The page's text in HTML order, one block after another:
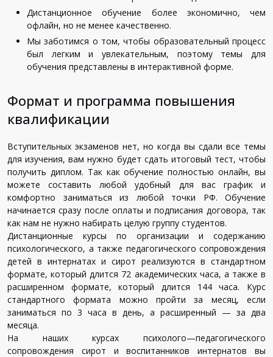
Дистанционное
обучение более экономично, чем
офлайн, но не менее качественно.
Мы заботимся о том,чтобы образовательный процесс
был
легким и увлекательным, поэтому темы
для
обучения представлены в интерактивной форме.
Формат и программа повышения
квалификации
Вступительных экзаменов нет, но когда вы сдали все темы
для изучения,вам нужно будет сдать итоговый тест, чтобы
получить диплом. Так как обучение полностью онлайн,вы
можете
составить любой удобный для вас график
и
комфортно
заниматься из любой точки РФ. Обучение
начинается сразу после оплаты и подписания договора, так
как нам не нужно набирать целую группу студентов.
Дистанционные
курсы по организации и
содержанию
психологического, а также педагогического сопровождения
детей в интернатах и сирот реализуются в стандартном
формате,который длится 72 академических часа, а также в
расширенном
формате,который длится 144 часа. Курс
стандартного
формата можно пройти за месяц,если
заниматься по 3 часа в день, а расширенный — за два
месяца.
На
наших курсах психолого—педагогического
сопровождения
сирот и воспитанников интернатов
вы